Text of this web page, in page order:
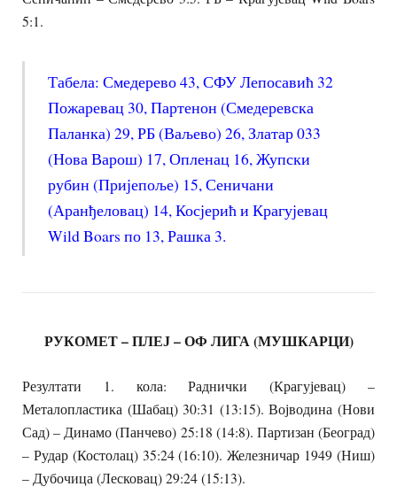
5:1.
Табела: Смедерево 43, СФУ Лепосавић 32
Пожаревац 30, Партенон (Смедеревска
Паланка) 29, РБ (Ваљево) 26, Златар 033
(Нова Варош) 17, Опленац 16, Жупски
рубин (Пријепоље) 15, Сеничани
(Аранђеловац) 14, Косјерић и Крагујевац
Wild Boars по 13, Рашка 3.
РУКОМЕТ – ПЛЕЈ – ОФ ЛИГА (МУШКАРЦИ)
Резултати 1. кола: Раднички (Крагујевац) –
Металопластика (Шабац) 30:31 (13:15). Војводина (Нови
Сад) – Динамо (Панчево) 25:18 (14:8). Партизан (Београд)
– Рудар (Костолац) 35:24 (16:10). Железничар 1949 (Ниш)
– Дубочица (Лесковац) 29:24 (15:13).